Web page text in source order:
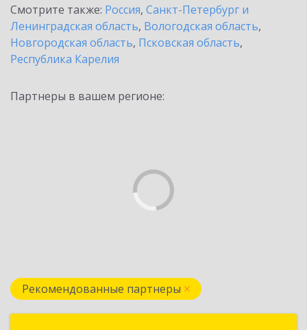
Смотрите также: Россия, Санкт-Петербург и
Ленинградская область, Вологодская область,
Новгородская область, Псковская область,
Республика Карелия
Партнеры в вашем регионе:
Рекомендованные партнеры